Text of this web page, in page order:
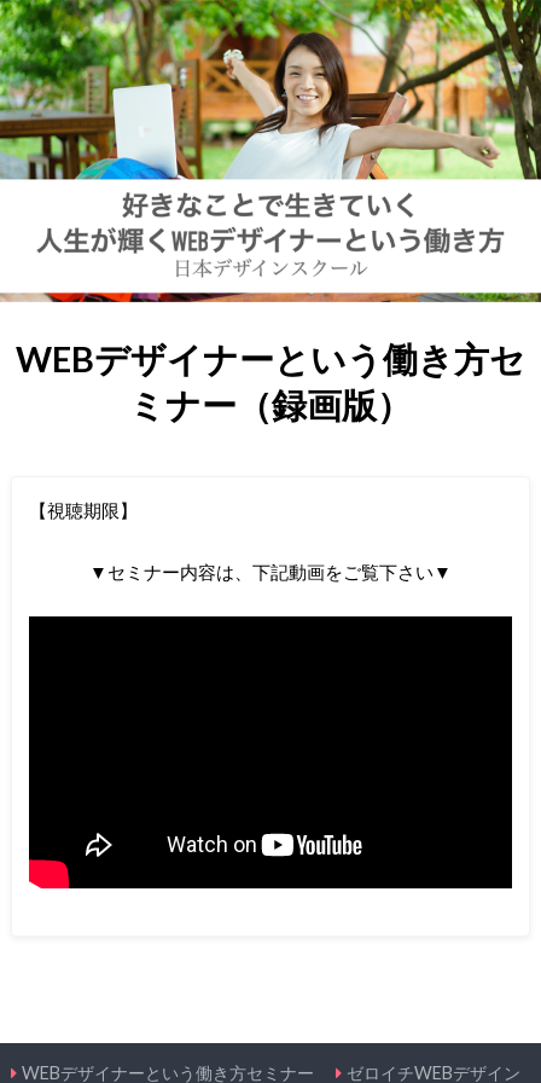
WEBデザイナーという働き方セ
ミナー（録画版）
【視聴期限】
▼セミナー内容は、下記動画をご覧下さい▼
WEBデザイナーという働き方セミナー ゼロイチWEBデザイン